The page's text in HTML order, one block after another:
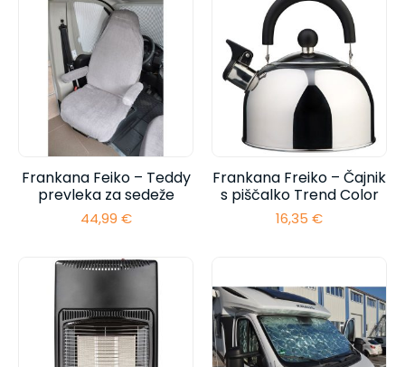
Frankana Feiko – Teddy
prevleka za sedeže
44,99 €
Frankana Freiko – Čajnik
s piščalko Trend Color
16,35 €